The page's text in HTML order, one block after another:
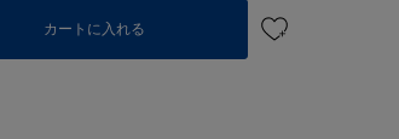
カートに入れる